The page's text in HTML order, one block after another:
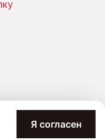
Я согласен